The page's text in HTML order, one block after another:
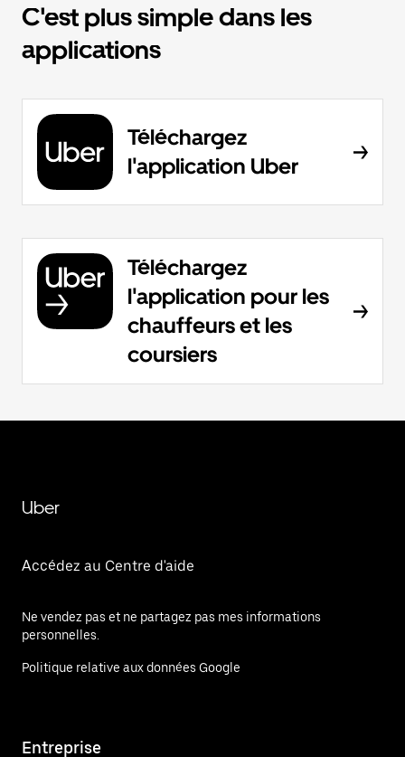
C'est plus simple dans les
applications
Téléchargez
l'application Uber
Téléchargez
l'application pour les
chauffeurs et les
coursiers
Uber
Accédez au Centre d'aide
Ne vendez pas et ne partagez pas mes informations
personnelles.
Politique relative aux données Google
Entreprise